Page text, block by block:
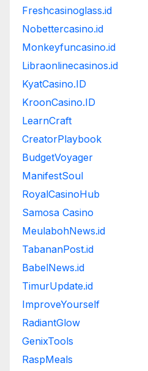
Freshcasinoglass.id
Nobettercasino.id
Monkeyfuncasino.id
Libraonlinecasinos.id
KyatCasino.ID
KroonCasino.ID
LearnCraft
CreatorPlaybook
BudgetVoyager
ManifestSoul
RoyalCasinoHub
Samosa Casino
MeulabohNews.id
TabananPost.id
BabelNews.id
TimurUpdate.id
ImproveYourself
RadiantGlow
GenixTools
RaspMeals